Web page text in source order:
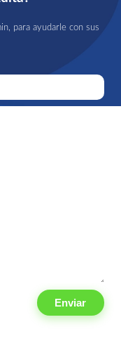
para ayudarle con sus
Enviar